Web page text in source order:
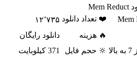
❤️ تعداد دانلود ۱۲٬۷۳۵
🔥 هزینه
دانلود رایگان
🔆 حجم فایل 371 کیلوبایت